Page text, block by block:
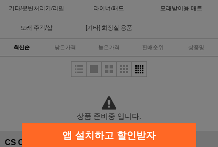
기타/분변처리기/리필 라이너/패드 모래받이용 매트
모래 주걱/삽 [기타] 화장실 용품
최신순 낮은가격 높은가격 판매순위 상품명
상품 준비중 입니다.
CS CENTER
입금안내
앱 설치하고 할인받자